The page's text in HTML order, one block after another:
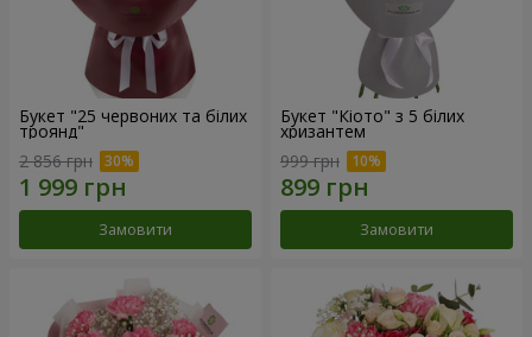
Букет "25 червоних та білих
троянд"
2 856 грн
Замовити
Букет "Кіото" з 5 білих
хризантем
999 грн
Замовити